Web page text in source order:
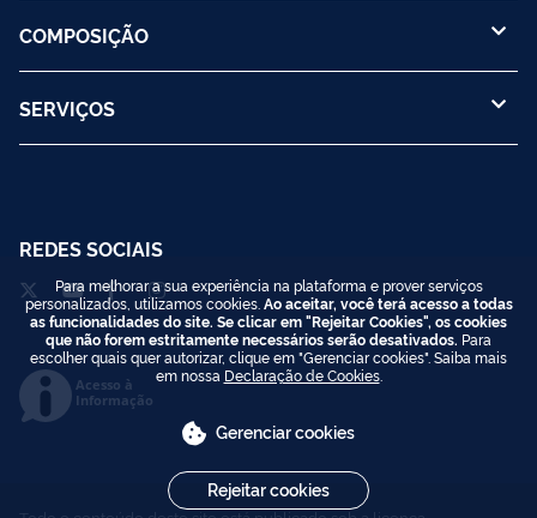
COMPOSIÇÃO
SERVIÇOS
REDES SOCIAIS
Acesso à
Informação
Para melhorar a sua experiência na plataforma e prover serviços
personalizados, utilizamos cookies. Ao aceitar, você terá acesso a todas
as funcionalidades do site. Se clicar em "Rejeitar Cookies", os cookies
que não forem estritamente necessários serão desativados. Para
escolher quais quer autorizar, clique em "Gerenciar cookies". Saiba mais
em nossa Declaração de Cookies.
Gerenciar cookies
Rejeitar cookies